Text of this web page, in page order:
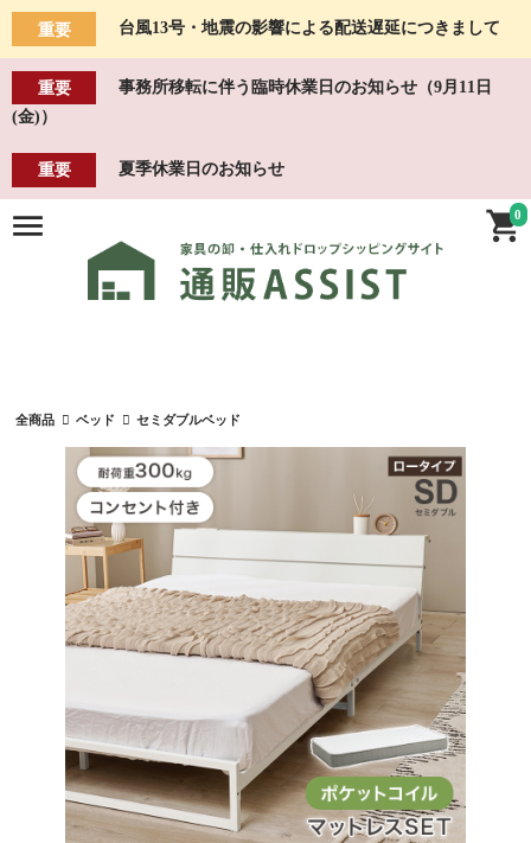
重要 台風13号・地震の影響による配送遅延につきまして
重要
事務所移転に伴う臨時休業日のお知らせ（9月11日
(金)）
重要 夏季休業日のお知らせ
0
全商品 ベッド セミダブルベッド